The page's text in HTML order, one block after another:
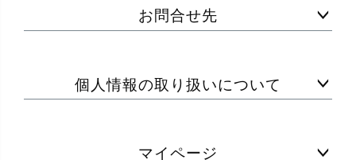
お問合せ先
個人情報の取り扱いについて
マイページ